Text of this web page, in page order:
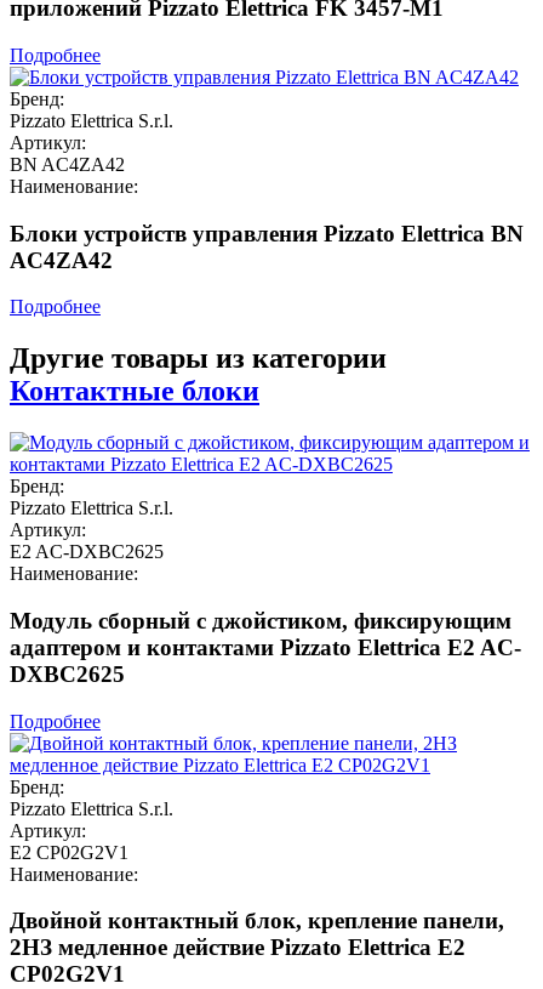
приложений Pizzato Elettrica FK 3457-M1
Подробнее
Бренд:
Pizzato Elettrica S.r.l.
Артикул:
BN AC4ZA42
Наименование:
Блоки устройств управления Pizzato Elettrica BN
AC4ZA42
Подробнее
Другие товары из категории
Контактные блоки
Бренд:
Pizzato Elettrica S.r.l.
Артикул:
E2 AC-DXBC2625
Наименование:
Модуль сборный с джойстиком, фиксирующим
адаптером и контактами Pizzato Elettrica E2 AC-
DXBC2625
Подробнее
Бренд:
Pizzato Elettrica S.r.l.
Артикул:
E2 CP02G2V1
Наименование:
Двойной контактный блок, крепление панели,
2НЗ медленное действие Pizzato Elettrica E2
CP02G2V1